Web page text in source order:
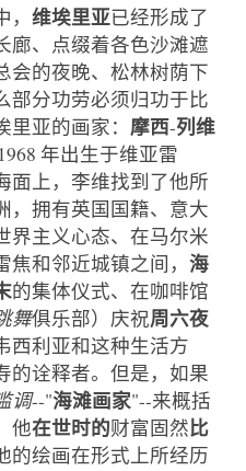
维埃里亚已经形成了
廊、点缀着各色沙滩遮
会的夜晚、松林树荫下
部分功劳必须归功于比
亚的画家： 摩西-列维
年出生于维亚雷
面上，李维找到了他所
，拥有英国国籍、意大
界主义心态、在马尔米
和邻近城镇之间， 海
的集体仪式、在咖啡馆
舞俱乐部）庆祝周六夜
西利亚和这种生活方
的诠释者。但是，如果
调--"海滩画家"--来概括
他在世时的财富固然比
的绘画在形式上所经历